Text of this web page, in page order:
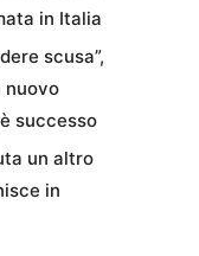
in Italia
scusa”,
nuovo
successo
un altro
in